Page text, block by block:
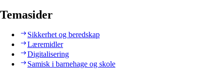
Temasider
Sikkerhet og beredskap
Læremidler
Digitalisering
Samisk i barnehage og skole